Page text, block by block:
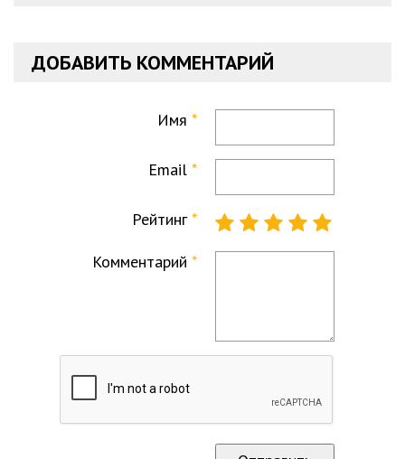
ДОБАВИТЬ КОММЕНТАРИЙ
Имя
Email
Рейтинг
Комментарий